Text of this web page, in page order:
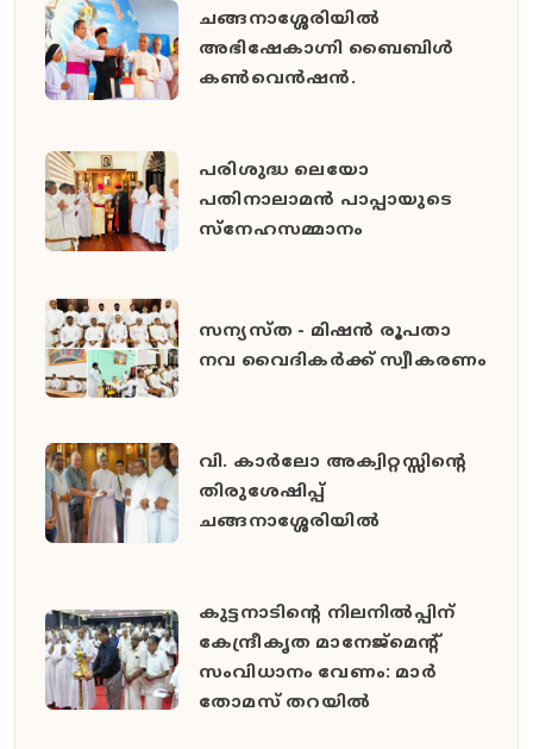
ചങ്ങനാശ്ശേരിയിൽ
അഭിഷേകാഗ്നി ബൈബിൾ
കൺവെൻഷൻ.
പരിശുദ്ധ ലെയോ
പതിനാലാമൻ പാപ്പായുടെ
സ്നേഹസമ്മാനം
സന്യസ്ത - മിഷൻ രൂപതാ
നവ വൈദികർക്ക് സ്വീകരണം
വി. കാർലോ അക്വിറ്റസ്സിന്റെ
തിരുശേഷിപ്പ്
ചങ്ങനാശ്ശേരിയിൽ
കുട്ടനാടിന്റെ നിലനിൽപ്പിന്
കേന്ദ്രീകൃത മാനേജ്മെന്റ്
സംവിധാനം വേണം: മാർ
തോമസ് തറയിൽ